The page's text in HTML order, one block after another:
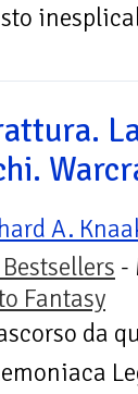
A.
-
Fantasy
da